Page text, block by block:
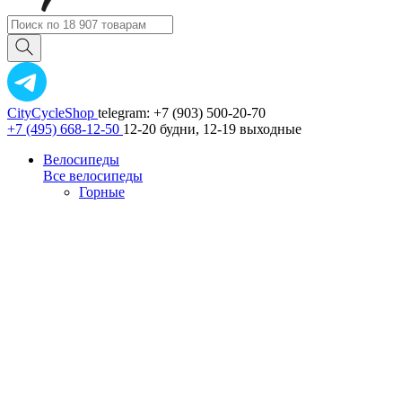
CityCycleShop telegram: +7 (903) 500-20-70
+7 (495) 668-12-50 12-20 будни, 12-19 выходные
Велосипеды
Все велосипеды
Горные